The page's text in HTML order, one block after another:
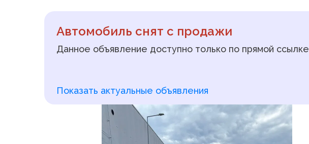
Автомобиль снят с продажи
Данное объявление доступно только по прямой ссылке
Показать актуальные объявления